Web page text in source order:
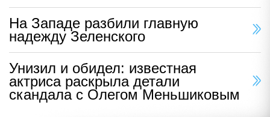
На Западе разбили главную
надежду Зеленского
Унизил и обидел: известная
актриса раскрыла детали
скандала с Олегом Меньшиковым